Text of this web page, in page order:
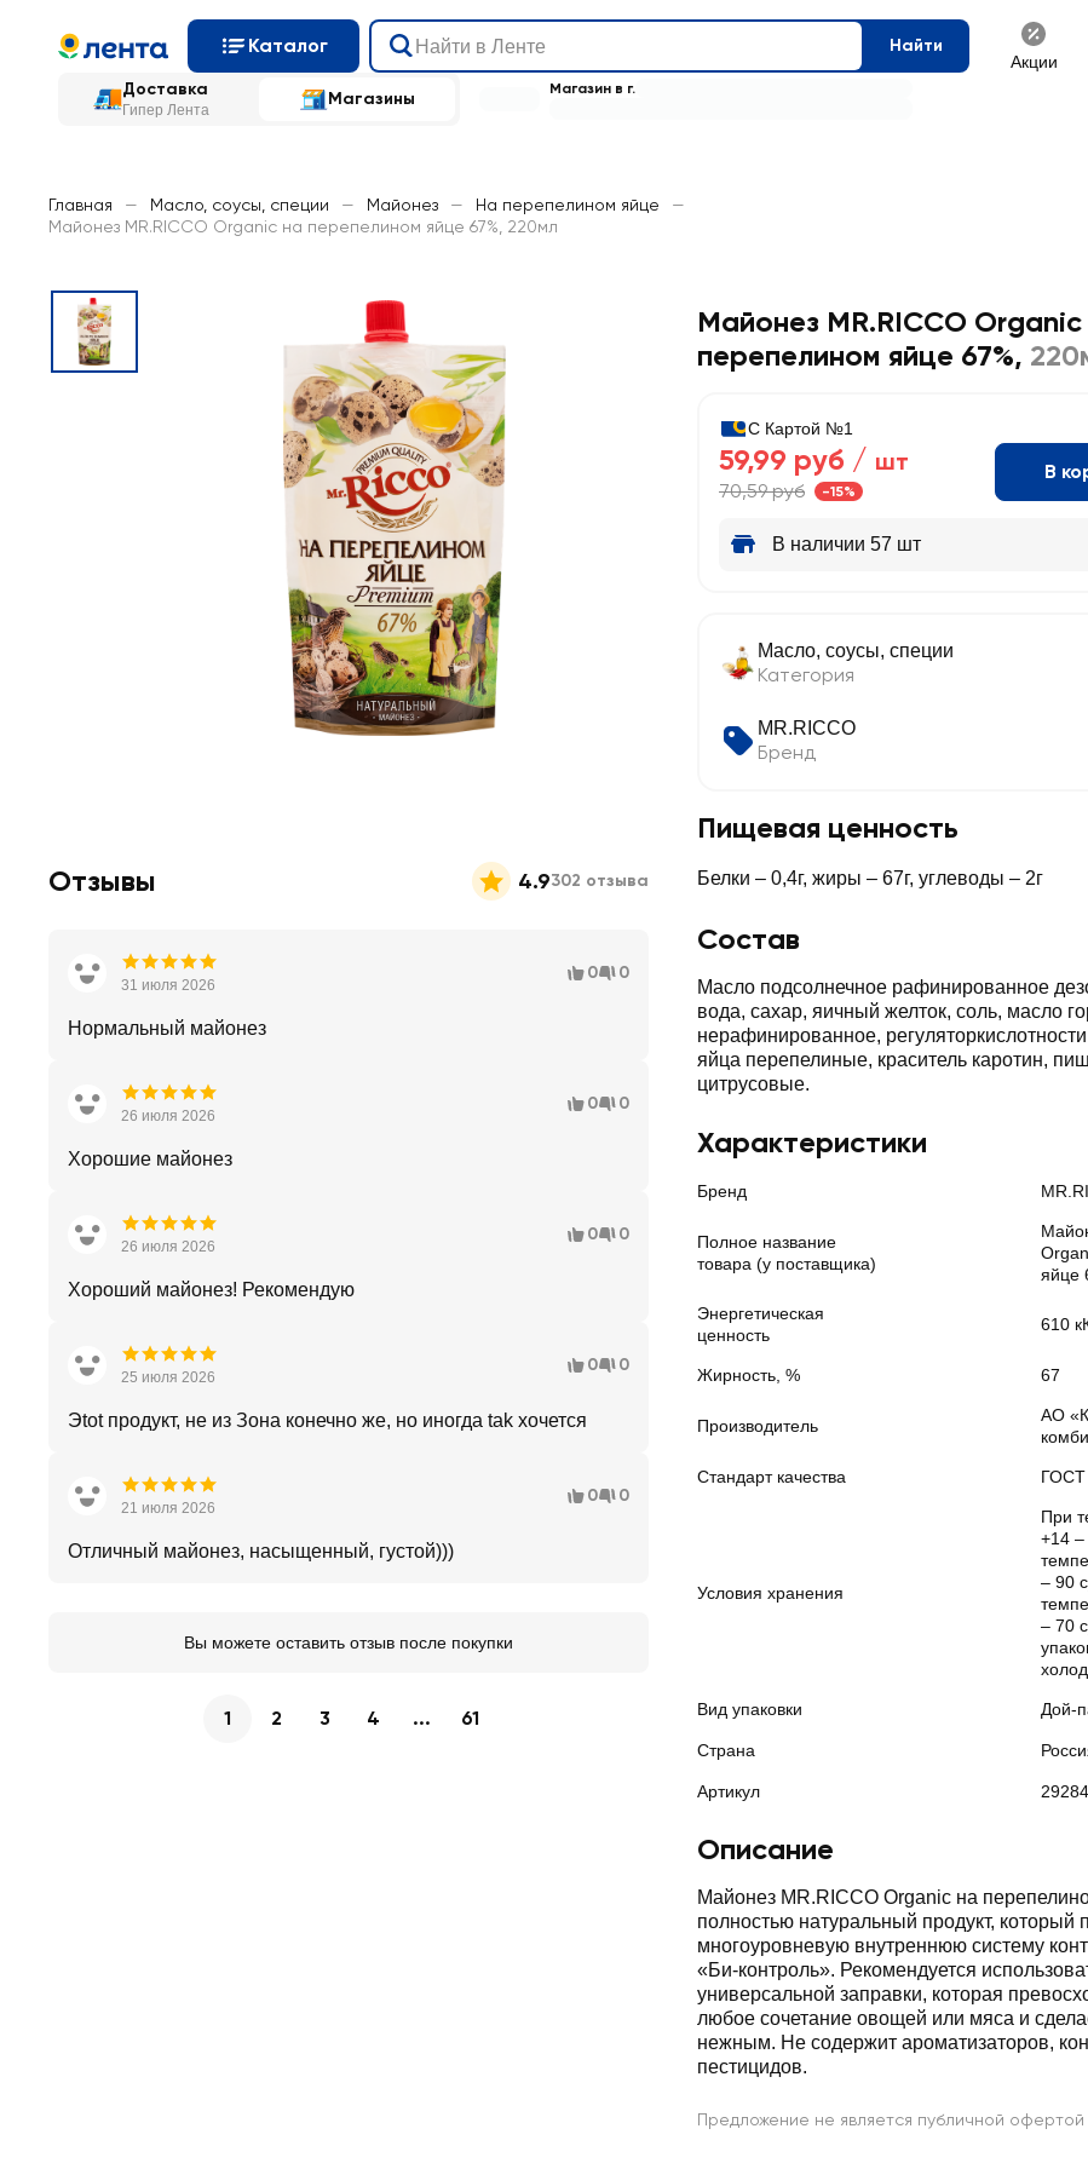
Каталог Найти
Акции
Доставка
Гипер Лента
Магазины Магазин в г.
Главная — Масло, соусы, специи — Майонез — На перепелином яйце
—
Майонез MR.RICCO Organic на перепелином яйце 67%, 220мл
Майонез MR.RICCO Organic
перепелином яйце 67%,
С Картой №1
59,99 руб / шт
70,59 руб -15%
В
В наличии 57 шт
Масло, соусы, специи
Категория
MR.RICCO
Бренд
Пищевая ценность
Белки – 0,4г, жиры – 67г, углеводы – 2г
Состав
Масло подсолнечное рафинированное
вода, сахар, яичный желток, соль, масло
нерафинированное, регуляторкислотности
яйца перепелиные, краситель каротин,
цитрусовые.
Характеристики
Бренд
Полное название
товара (у поставщика)
яйце
Энергетическая
ценность
610
Жирность, % 67
Производитель
АО
Стандарт качества ГОСТ
Условия хранения
При
+14 –
– 90
– 70
Вид упаковки Дой-
Страна
Артикул
Описание
Майонез MR.RICCO Organic на
полностью натуральный продукт, который
многоуровневую внутреннюю систему
«Би-контроль». Рекомендуется
универсальной заправки, которая
любое сочетание овощей или мяса и
нежным. Не содержит ароматизаторов,
пестицидов.
Предложение не является публичной офертой
Отзывы 4.9302 отзыва
31 июля 2026
0 0
Нормальный майонез
26 июля 2026
0 0
Хорошие майонез
26 июля 2026
0 0
Хороший майонез! Рекомендую
25 июля 2026
0 0
Эtot продукт, не из Зона конечно же, но иногда tak хочется
21 июля 2026
0 0
Отличный майонез, насыщенный, густой)))
Вы можете оставить отзыв после покупки
1 2 3 4 ... 61